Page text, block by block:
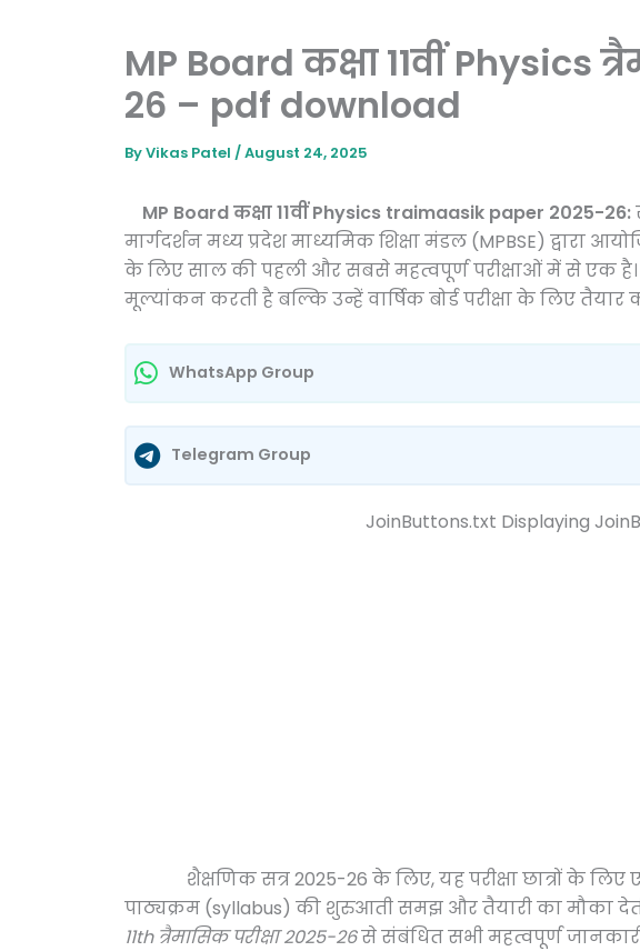
MP Board कक्षा 11वीं Physics
26 – pdf download
ByVikas Patel /August 24, 2025
MP Board कक्षा 11वीं Physics traimaasik paper 2025-26:
मार्गदर्शन मध्य प्रदेश माध्यमिक शिक्षा मंडल (MPBSE) द्वारा
के लिए साल की पहली और सबसे महत्वपूर्ण परीक्षाओं में से एक है।
मूल्यांकन करती है बल्कि उन्हें वार्षिक बोर्ड परीक्षा के लिए
WhatsApp Group
Telegram Group
JoinButtons.txt Displaying
शैक्षणिक सत्र 2025-26 के लिए, यह परीक्षा छात्रों के लिए
पाठ्यक्रम (syllabus) की शुरुआती समझ और तैयारी का मौका
11th त्रैमासिक परीक्षा 2025-26से संबंधित सभी महत्वपूर्ण